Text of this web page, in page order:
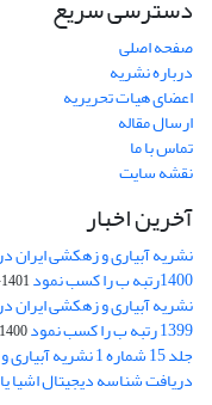
دسترسی سریع
صفحه اصلی
درباره نشریه
اعضای هیات تحریریه
ارسال مقاله
تماس با ما
نقشه سایت
آخرین اخبار
نشریه آبیاری و زهکشی ایران
1400رتبه ب را کسب نمود 1401-06-02
نشریه آبیاری و زهکشی ایران
1399 رتبه ب را کسب نمود 1400-06-01
جلد 15 شماره 1 نشریه آبیاری و زهکشی ایران منتشر شد
دریافت شناسه دیجیتال اشیا یا Digital Object Recognizer (DOR)